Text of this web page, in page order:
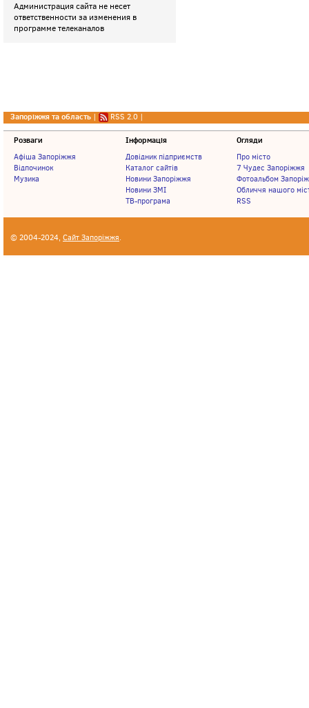
Администрация сайта не несет
ответственности за изменения в
программе телеканалов
Запоріжжя та область | RSS 2.0 |
Розваги
Афіша Запоріжжя
Відпочинок
Музика
Інформація
Довідник підприємств
Каталог сайтів
Новини Запоріжжя
Новини ЗМІ
ТВ-програма
Огляди
Про місто
7 Чудес Запоріжжя
Фотоальбом
Обличчя нашого
RSS
© 2004-2024, Сайт Запоріжжя.